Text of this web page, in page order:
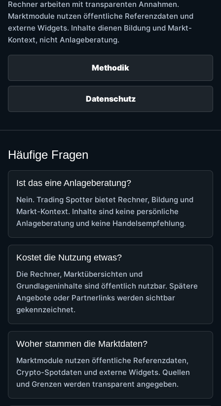
Rechner arbeiten mit transparenten Annahmen.
Marktmodule nutzen öffentliche Referenzdaten und
externe Widgets. Inhalte dienen Bildung und Markt-
Kontext, nicht Anlageberatung.
Methodik
Datenschutz
Häufige Fragen
Ist das eine Anlageberatung?
Nein. Trading Spotter bietet Rechner, Bildung und
Markt-Kontext. Inhalte sind keine persönliche
Anlageberatung und keine Handelsempfehlung.
Kostet die Nutzung etwas?
Die Rechner, Marktübersichten und
Grundlageninhalte sind öffentlich nutzbar. Spätere
Angebote oder Partnerlinks werden sichtbar
gekennzeichnet.
Woher stammen die Marktdaten?
Marktmodule nutzen öffentliche Referenzdaten,
Crypto-Spotdaten und externe Widgets. Quellen
und Grenzen werden transparent angegeben.